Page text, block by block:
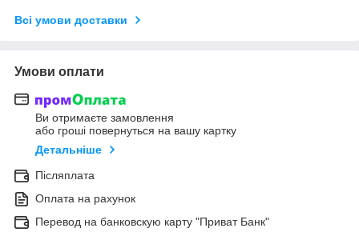
Всі умови доставки
Умови оплати
Ви отримаєте замовлення
або гроші повернуться на вашу картку
Детальніше
Післяплата
Оплата на рахунок
Перевод на банковскую карту "Приват Банк"